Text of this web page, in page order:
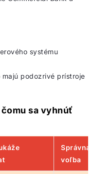
systému
podozrivé prístroje
sa vyhnúť
Správna
voľba